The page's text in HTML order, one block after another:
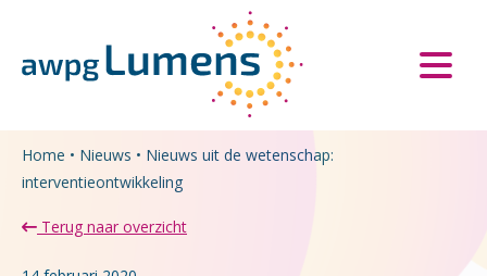
Home • Nieuws • Nieuws uit de wetenschap:
interventieontwikkeling
Terug naar overzicht